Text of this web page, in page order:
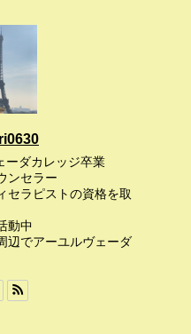
ーダカレッジ卒業
ンセラー
セラピストの資格を取
動中
辺でアーユルヴェーダ